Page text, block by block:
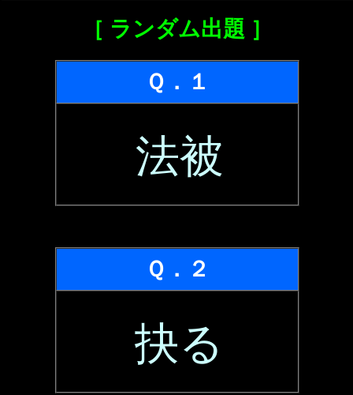
［ ランダム出題 ］
Ｑ．１
法被
Ｑ．２
抉る